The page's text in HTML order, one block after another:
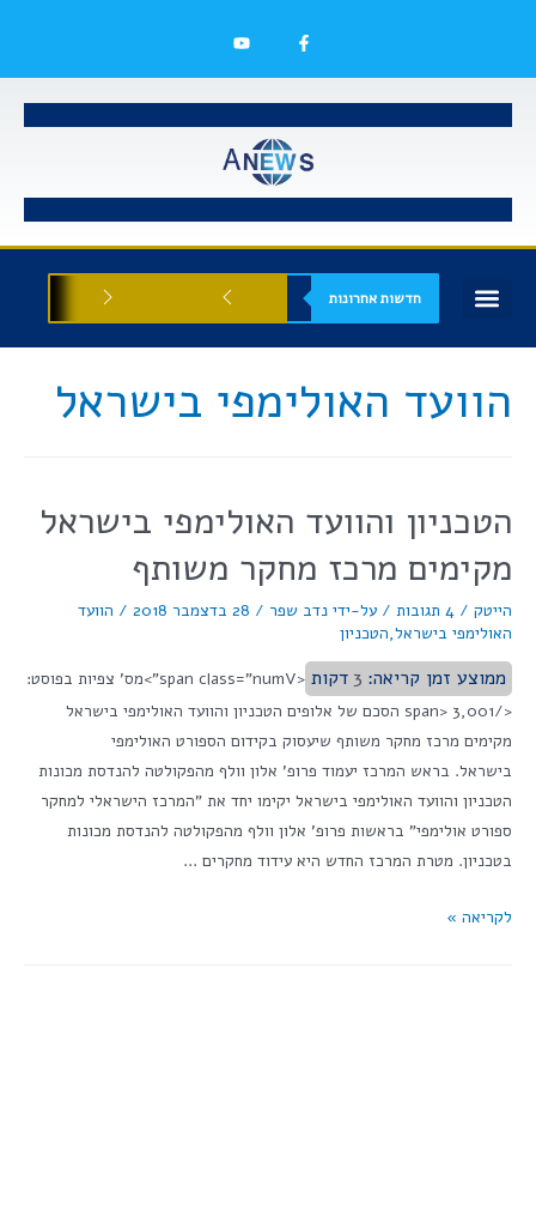
חדשות אחרונות
הוועד האולימפי בישראל
הטכניון והוועד האולימפי בישראל
מקימים מרכז מחקר משותף
הייטק / 4 תגובות / על-ידי נדב שפר / 28 בדצמבר 2018 / הוועד
האולימפי בישראל,הטכניון
ממוצע זמן קריאה: 3 דקות
<span class="numV">מס' צפיות בפוסט:
</span> 3,001 הסכם של אלופים הטכניון והוועד האולימפי בישראל
מקימים מרכז מחקר משותף שיעסוק בקידום הספורט האולימפי
בישראל. בראש המרכז יעמוד פרופ' אלון וולף מהפקולטה להנדסת מכונות
הטכניון והוועד האולימפי בישראל יקימו יחד את "המרכז הישראלי למחקר
ספורט אולימפי" בראשות פרופ' אלון וולף מהפקולטה להנדסת מכונות
בטכניון. מטרת המרכז החדש היא עידוד מחקרים …
לקריאה »